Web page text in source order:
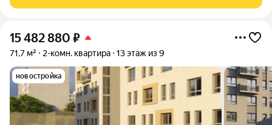
15 482 880 ₽
71,7 м² 2-комн. квартира 13 этаж из 9
новостройка